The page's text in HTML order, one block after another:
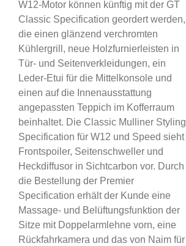
W12-Motor können künftig mit der GT
Classic Specification geordert werden,
die einen glänzend verchromten
Kühlergrill, neue Holzfurnierleisten in
Tür- und Seitenverkleidungen, ein
Leder-Etui für die Mittelkonsole und
einen auf die Innenausstattung
angepassten Teppich im Kofferraum
beinhaltet. Die Classic Mulliner Styling
Specification für W12 und Speed sieht
Frontspoiler, Seitenschweller und
Heckdiffusor in Sichtcarbon vor. Durch
die Bestellung der Premier
Specification erhält der Kunde eine
Massage- und Belüftungsfunktion der
Sitze mit Doppelarmlehne vorn, eine
Rückfahrkamera und das von Naim für